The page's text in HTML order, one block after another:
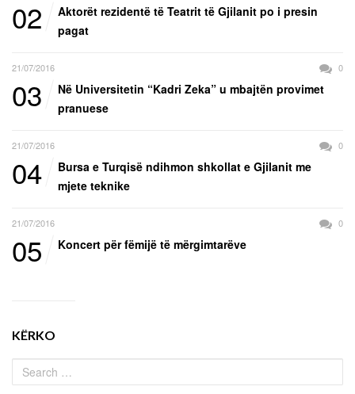
02
Aktorët rezidentë të Teatrit të Gjilanit po i presin
pagat
21/07/2016 0
03
Në Universitetin “Kadri Zeka” u mbajtën provimet
pranuese
21/07/2016 0
04
Bursa e Turqisë ndihmon shkollat e Gjilanit me
mjete teknike
21/07/2016 0
05 Koncert për fëmijë të mërgimtarëve
KËRKO